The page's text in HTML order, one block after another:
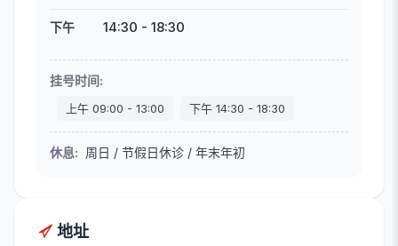
下午 14:30 - 18:30
挂号时间:
上午 09:00 - 13:00 下午 14:30 - 18:30
休息: 周日 / 节假日休诊 / 年末年初
地址